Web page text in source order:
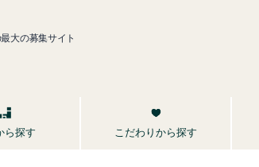
大の募集サイト
ら探す こだわりから探す